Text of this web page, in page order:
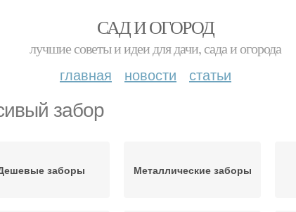
САД И ОГОРОД
лучшие советы и идеи для дачи, сада и огорода
главная новости статьи
забор
заборы Металлические заборы